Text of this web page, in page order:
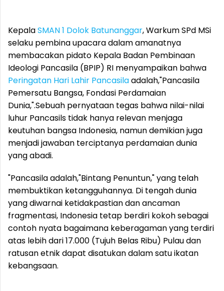
KepalaSMAN 1 Dolok Batunanggar, Warkum SPd MSi
selaku pembina upacara dalam amanatnya
membacakan pidato Kepala Badan Pembinaan
Ideologi Pancasila (BPIP) RI menyampaikan bahwa
Peringatan Hari Lahir Pancasilaadalah,"Pancasila
Pemersatu Bangsa, Fondasi Perdamaian
Dunia,".Sebuah pernyataan tegas bahwa nilai-nilai
luhur Pancasils tidak hanya relevan menjaga
keutuhan bangsa Indonesia, namun demikian juga
menjadi jawaban terciptanya perdamaian dunia
yang abadi.
"Pancasila adalah,"Bintang Penuntun," yang telah
membuktikan ketangguhannya. Di tengah dunia
yang diwarnai ketidakpastian dan ancaman
fragmentasi, Indonesia tetap berdiri kokoh sebagai
contoh nyata bagaimana keberagaman yang terdiri
atas lebih dari 17.000 (Tujuh Belas Ribu) Pulau dan
ratusan etnik dapat disatukan dalam satu ikatan
kebangsaan.